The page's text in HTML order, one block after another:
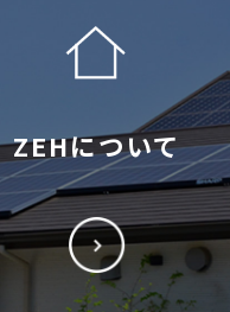
ZEHについて